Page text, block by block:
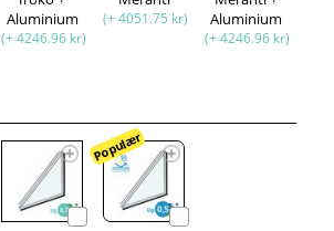
Aluminium
(+ 4246.96 kr)
(+ 4051.75 kr)
Aluminium
(+ 4246.96 kr)
Populær